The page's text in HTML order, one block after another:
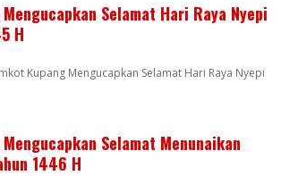
Selamat Hari Raya Nyepi
H
Kupang Mengucapkan Selamat Hari Raya Nyepi
Selamat Menunaikan
1446 H